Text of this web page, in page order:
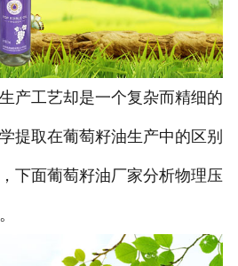
走进晶森
公司官网
产工艺却是一个复杂而精细的
提取在葡萄籽油生产中的区别
下面葡萄籽油厂家分析物理压